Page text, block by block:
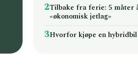
2Tilbake fra ferie: 5 måter
«økonomisk jetlag»
3Hvorfor kjøpe en